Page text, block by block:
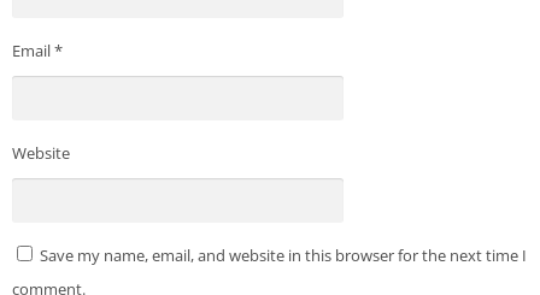
Email*
Website
Save my name, email, and website in this browser for the next time I
comment.